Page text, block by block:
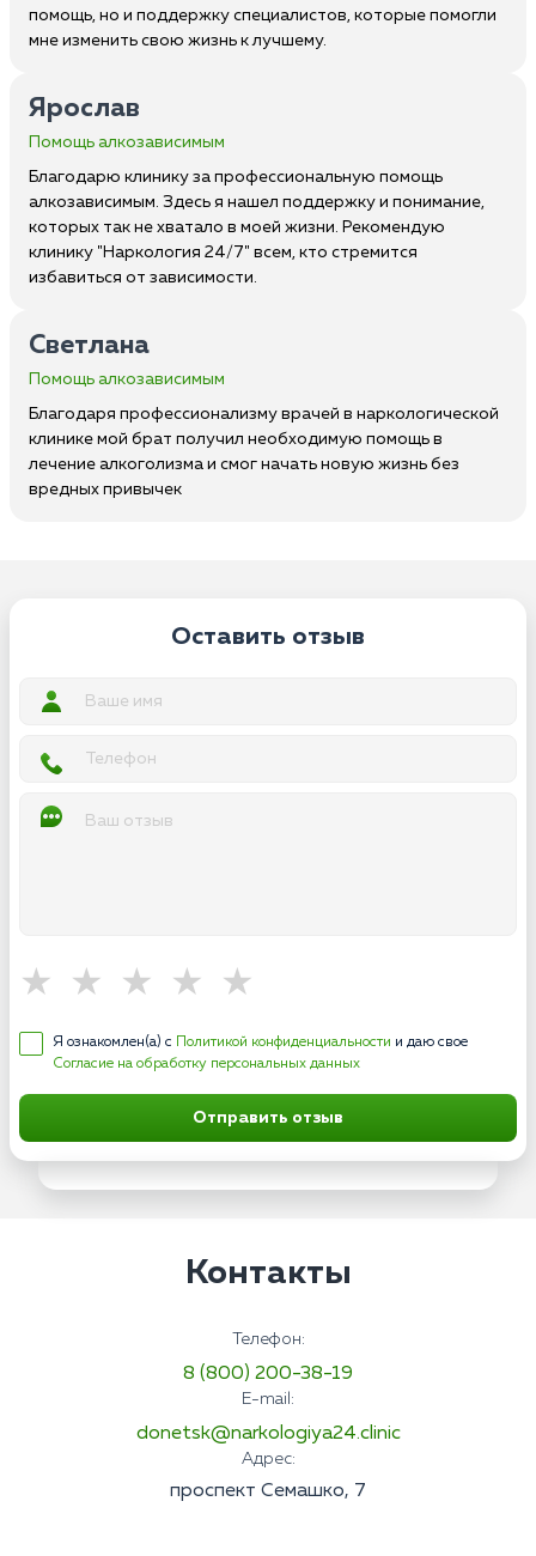
помощь, но и поддержку специалистов, которые помогли
мне изменить свою жизнь к лучшему.
Ярослав
Помощь алкозависимым
Благодарю клинику за профессиональную помощь
алкозависимым. Здесь я нашел поддержку и понимание,
которых так не хватало в моей жизни. Рекомендую
клинику "Наркология 24/7" всем, кто стремится
избавиться от зависимости.
Светлана
Помощь алкозависимым
Благодаря профессионализму врачей в наркологической
клинике мой брат получил необходимую помощь в
лечение алкоголизма и смог начать новую жизнь без
вредных привычек
Оставить отзыв
Я ознакомлен(а) с Политикой конфиденциальности и даю свое
Согласие на обработку персональных данных
Отправить отзыв
Контакты
Телефон:
8 (800) 200-38-19
E-mail:
donetsk@narkologiya24.clinic
Адрес:
проспект Семашко, 7